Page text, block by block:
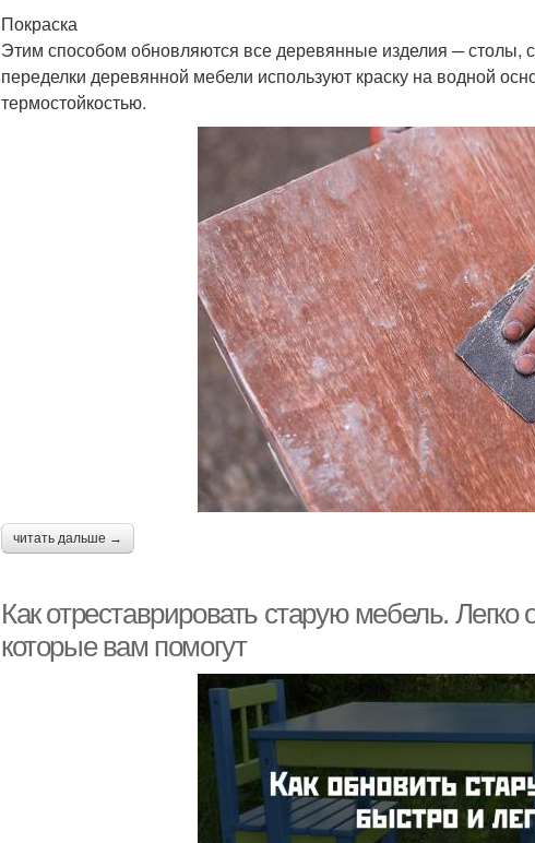
Покраска
Этим способом обновляются все деревянные изделия ─ столы,
переделки деревянной мебели используют краску на водной
термостойкостью.
читать дальше →
Как отреставрировать старую мебель.
которые вам помогут